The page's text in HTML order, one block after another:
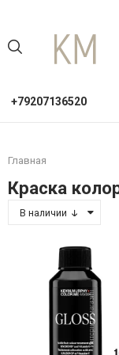
+79207136520
Главная
Краска
В наличии